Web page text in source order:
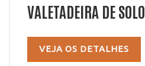
VALETADEIRA DE SOLO
VEJA OS DETALHES